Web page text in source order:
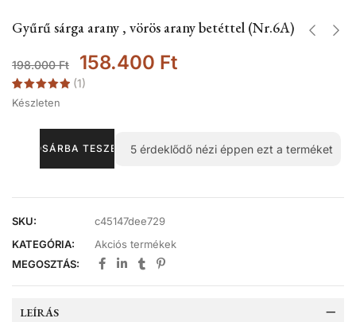
Gyűrű sárga arany , vörös arany betéttel (Nr.6A)
198.000Ft 158.400 Ft
Értékelés
5.00az 5-
1
értékelés
(1)
Készleten
KOSÁRBA TESZEM 5érdeklődő nézi éppen ezt a terméket
SKU:
c45147dee729
KATEGÓRIA:
Akciós termékek
MEGOSZTÁS:
LEÍRÁS